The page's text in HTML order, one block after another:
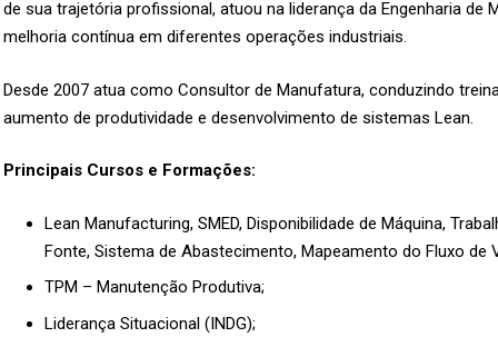
de sua trajetória profissional, atuou na liderança da Engenharia
melhoria contínua em diferentes operações industriais.
Desde 2007 atua como Consultor de Manufatura, conduzindo
aumento de produtividade e desenvolvimento de sistemas Lean.
Principais Cursos e Formações:
Lean Manufacturing, SMED, Disponibilidade de Máquina,
Fonte, Sistema de Abastecimento, Mapeamento do Fluxo
TPM – Manutenção Produtiva;
Liderança Situacional (INDG);